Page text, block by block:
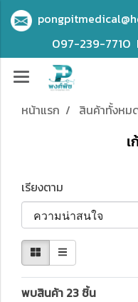
097-239-7710
หน้าแรก สินค้าทั้งหม
เรียงตาม
พบสินค้า 23 ชิ้น